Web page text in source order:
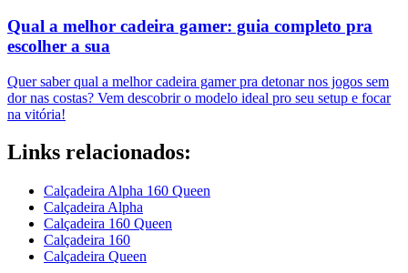
Qual a melhor cadeira gamer: guia completo pra
escolher a sua
Quer saber qual a melhor cadeira gamer pra detonar nos jogos sem
dor nas costas? Vem descobrir o modelo ideal pro seu setup e focar
na vitória!
Links relacionados:
Calçadeira Alpha 160 Queen
Calçadeira Alpha
Calçadeira 160 Queen
Calçadeira 160
Calçadeira Queen